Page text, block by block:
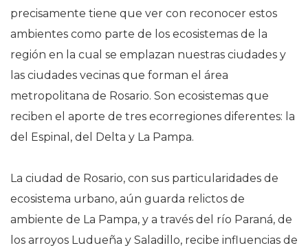
precisamente tiene que ver con reconocer estos
ambientes como parte de los ecosistemas de la
región en la cual se emplazan nuestras ciudades y
las ciudades vecinas que forman el área
metropolitana de Rosario. Son ecosistemas que
reciben el aporte de tres ecorregiones diferentes: la
del Espinal, del Delta y La Pampa.
La ciudad de Rosario, con sus particularidades de
ecosistema urbano, aún guarda relictos de
ambiente de La Pampa, y a través del río Paraná, de
los arroyos Ludueña y Saladillo, recibe influencias de